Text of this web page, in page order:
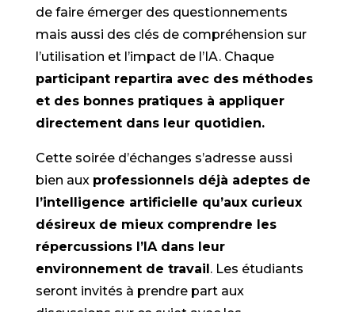
de faire émerger des questionnements
mais aussi des clés de compréhension sur
l’utilisation et l’impact de l’IA. Chaque
participant repartira avec des méthodes
et des bonnes pratiques à appliquer
directement dans leur quotidien.
Cette soirée d’échanges s’adresse aussi
bien aux professionnels déjà adeptes de
l’intelligence artificielle qu’aux curieux
désireux de mieux comprendre les
répercussions l’IA dans leur
environnement de travail. Les étudiants
seront invités à prendre part aux